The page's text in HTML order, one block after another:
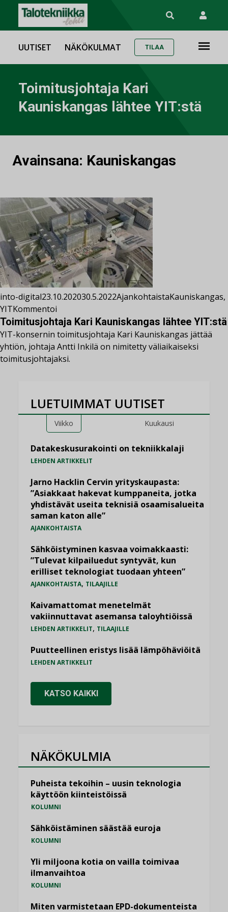
UUTISET NÄKÖKULMAT TILAA
Toimitusjohtaja Kari
Kauniskangas lähtee YIT:stä
Avainsana: Kauniskangas
into-digital23.10.202030.5.2022AjankohtaistaKauniskangas,
YITKommentoi
Toimitusjohtaja Kari Kauniskangas lähtee YIT:stä
YIT-konsernin toimitusjohtaja Kari Kauniskangas jättää
yhtiön, johtaja Antti Inkilä on nimitetty väliaikaiseksi
toimitusjohtajaksi.
LUETUIMMAT UUTISET
Viikko Kuukausi
Datakeskusurakointi on tekniikkalaji
LEHDEN ARTIKKELIT
Jarno Hacklin Cervin yrityskaupasta:
”Asiakkaat hakevat kumppaneita, jotka
yhdistävät useita teknisiä osaamisalueita
saman katon alle”
AJANKOHTAISTA
Sähköistyminen kasvaa voimakkaasti:
”Tulevat kilpailuedut syntyvät, kun
erilliset teknologiat tuodaan yhteen”
AJANKOHTAISTA, TILAAJILLE
Kaivamattomat menetelmät
vakiinnuttavat asemansa taloyhtiöissä
LEHDEN ARTIKKELIT, TILAAJILLE
Puutteellinen eristys lisää lämpöhäviöitä
LEHDEN ARTIKKELIT
KATSO KAIKKI
NÄKÖKULMIA
Puheista tekoihin – uusin teknologia
käyttöön kiinteistöissä
KOLUMNI
Sähköistäminen säästää euroja
KOLUMNI
Yli miljoona kotia on vailla toimivaa
ilmanvaihtoa
KOLUMNI
Miten varmistetaan EPD-dokumenteista